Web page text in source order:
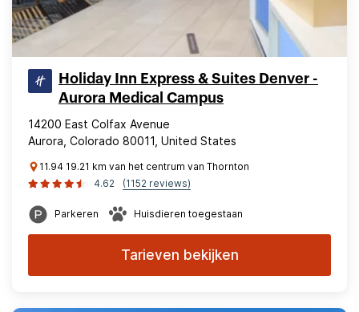
Holiday Inn Express & Suites Denver -
Aurora Medical Campus
14200 East Colfax Avenue
Aurora, Colorado 80011, United States
11.94 19.21 km van het centrum van Thornton
4.62
(1152 reviews)
Parkeren Huisdieren toegestaan
Tarieven bekijken